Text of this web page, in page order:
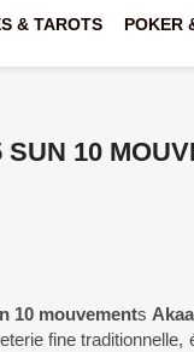
& TAROTS POKER
10
10 mouvements
fine traditionnelle,